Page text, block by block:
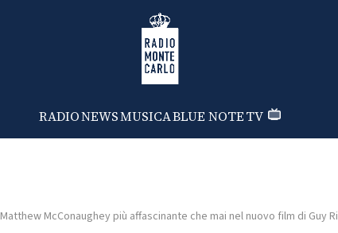
Radio Monte Carlo
RADIONEWSMUSICABLUE NOTETV
Matthew McConaughey più affascinante che mai nel nuovo film di Guy